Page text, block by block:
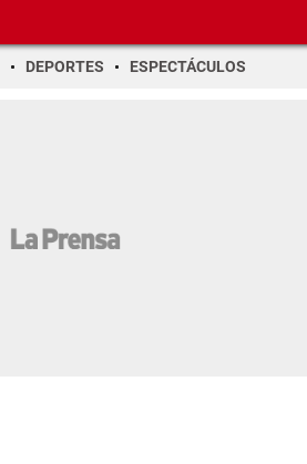
DEPORTES ESPECTÁCULOS